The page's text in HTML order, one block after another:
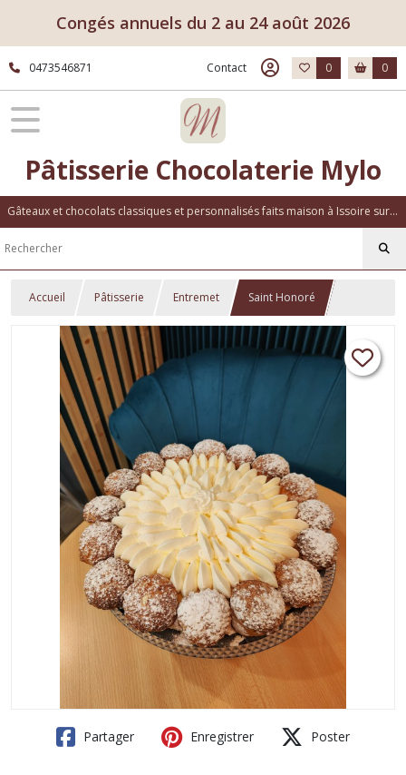
Congés annuels du 2 au 24 août 2026
0473546871 Contact 0 0
Pâtisserie Chocolaterie Mylo
Gâteaux et chocolats classiques et personnalisés faits maison à Issoire sur place ou à emporter
Accueil Pâtisserie Entremet Saint Honoré
Partager Enregistrer Poster